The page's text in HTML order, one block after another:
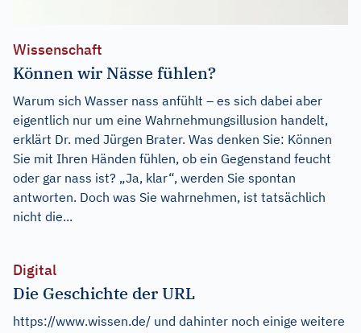
Wissenschaft
Können wir Nässe fühlen?
Warum sich Wasser nass anfühlt – es sich dabei aber
eigentlich nur um eine Wahrnehmungsillusion handelt,
erklärt Dr. med Jürgen Brater. Was denken Sie: Können
Sie mit Ihren Händen fühlen, ob ein Gegenstand feucht
oder gar nass ist? „Ja, klar“, werden Sie spontan
antworten. Doch was Sie wahrnehmen, ist tatsächlich
nicht die...
Digital
Die Geschichte der URL
https://www.wissen.de/ und dahinter noch einige weitere